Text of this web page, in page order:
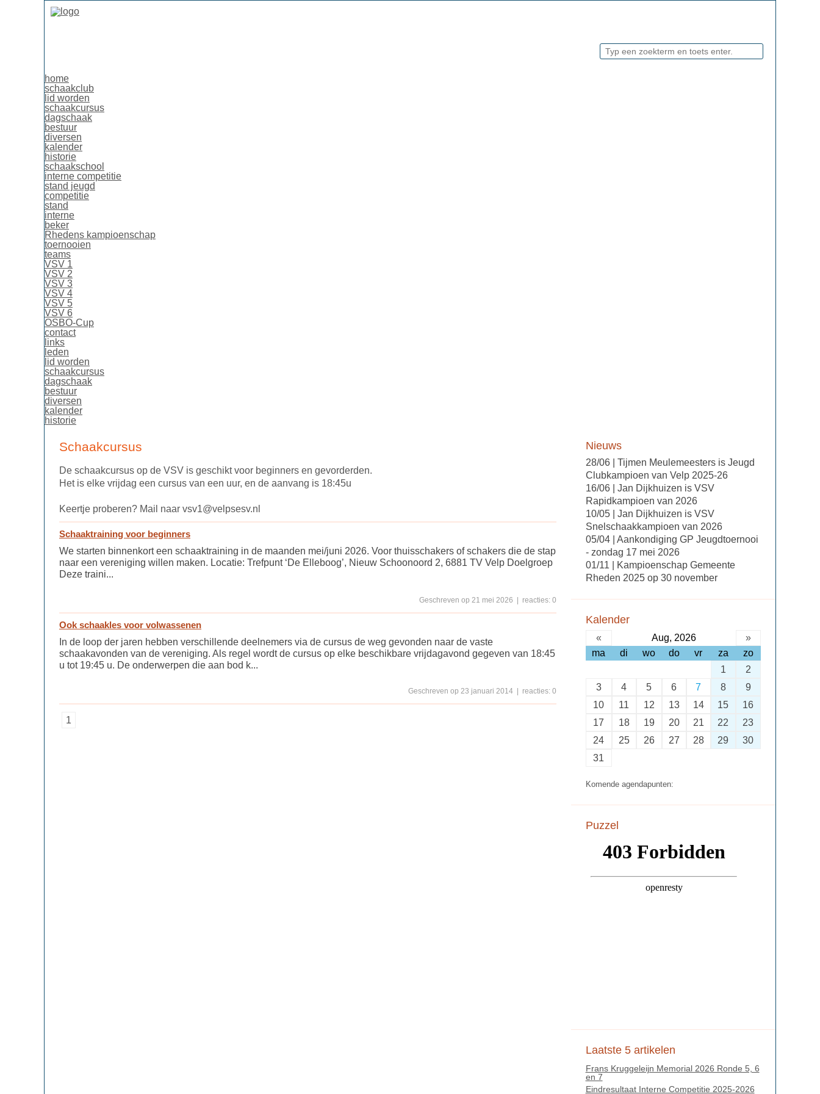
home
schaakclub
lid worden
schaakcursus
dagschaak
bestuur
diversen
kalender
historie
schaakschool
interne competitie
stand jeugd
competitie
stand
interne
beker
Rhedens kampioenschap
toernooien
teams
VSV 1
VSV 2
VSV 3
VSV 4
VSV 5
VSV 6
OSBO-Cup
contact
links
leden
lid worden
schaakcursus
dagschaak
bestuur
diversen
kalender
historie
Schaakcursus
De schaakcursus op de VSV is geschikt voor beginners en gevorderden.
Het is elke vrijdag een cursus van een uur, en de aanvang is 18:45u
Keertje proberen? Mail naar vsv1@velpsesv.nl
Schaaktraining voor beginners
We starten binnenkort een schaaktraining in de maanden mei/juni 2026. Voor thuisschakers of schakers die de stap
naar een vereniging willen maken. Locatie: Trefpunt ‘De Elleboog’, Nieuw Schoonoord 2, 6881 TV Velp Doelgroep
Deze traini...
Geschreven op 21 mei 2026 | reacties: 0
Ook schaakles voor volwassenen
In de loop der jaren hebben verschillende deelnemers via de cursus de weg gevonden naar de vaste
schaakavonden van de vereniging. Als regel wordt de cursus op elke beschikbare vrijdagavond gegeven van 18:45
u tot 19:45 u. De onderwerpen die aan bod k...
Geschreven op 23 januari 2014 | reacties: 0
1
Nieuws
28/06 | Tijmen Meulemeesters is Jeugd
Clubkampioen van Velp 2025-26
16/06 | Jan Dijkhuizen is VSV
Rapidkampioen van 2026
10/05 | Jan Dijkhuizen is VSV
Snelschaakkampioen van 2026
05/04 | Aankondiging GP Jeugdtoernooi
- zondag 17 mei 2026
01/11 | Kampioenschap Gemeente
Rheden 2025 op 30 november
Kalender
« Aug, 2026
»
ma
di wo do vr za
zo
1
2
3
4 5 6 7 8
9
10
11 12 13 14 15
16
17
18 19 20 21 22
23
24
25 26 27 28 29
30
31
Komende agendapunten:
Puzzel
Laatste 5 artikelen
Frans Kruggeleijn Memorial 2026 Ronde 5, 6
en 7
Eindresultaat Interne Competitie 2025-2026